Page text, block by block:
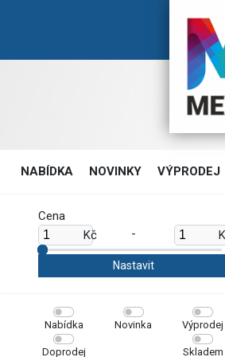
NABÍDKA NOVINKY VÝPRODEJ
Cena
Kč
-
Nabídka Novinka Výprodej
Doprodej Skladem